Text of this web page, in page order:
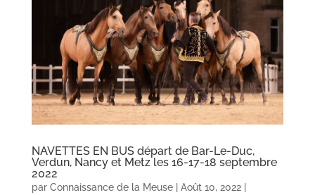
NAVETTES EN BUS départ de Bar-Le-Duc,
Verdun, Nancy et Metz les 16-17-18 septembre
2022
par Connaissance de la Meuse| Août 10, 2022|